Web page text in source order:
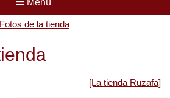
Menú
Fotos de la tienda
[La tienda Ruzafa]